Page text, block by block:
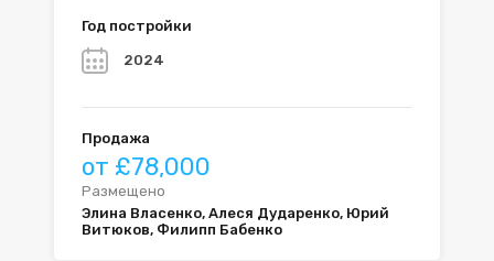
Год постройки
2024
Продажа
от £78,000
Размещено
Элина Власенко, Алеся Дударенко, Юрий
Витюков, Филипп Бабенко